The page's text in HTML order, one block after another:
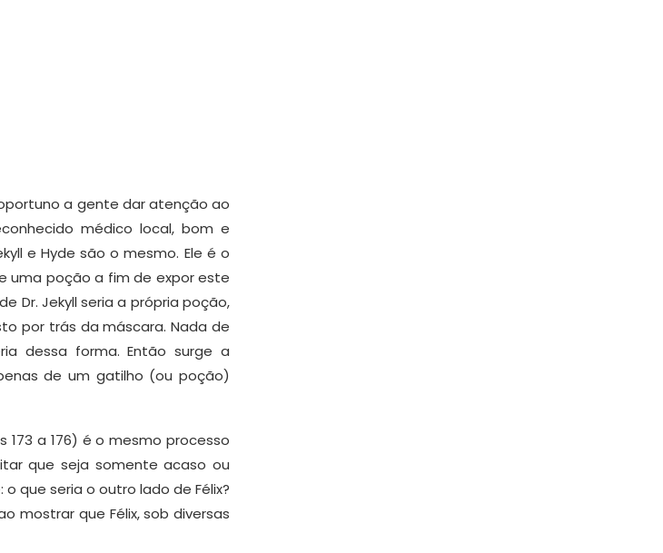
a gente dar atenção ao
médico local, bom e
e Hyde são o mesmo. Ele é o
uma poção a fim de expor este
Dr. Jekyll seria a própria poção,
por trás da máscara. Nada de
dessa forma. Então surge a
de um gatilho (ou poção)
a 176) é o mesmo processo
que seja somente acaso ou
que seria o outro lado de Félix?
mostrar que Félix, sob diversas